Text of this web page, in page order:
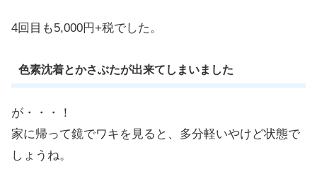
4回目も5,000円+税でした。
色素沈着とかさぶたが出来てしまいました
が・・・！
家に帰って鏡でワキを見ると、多分軽いやけど状態で
しょうね。